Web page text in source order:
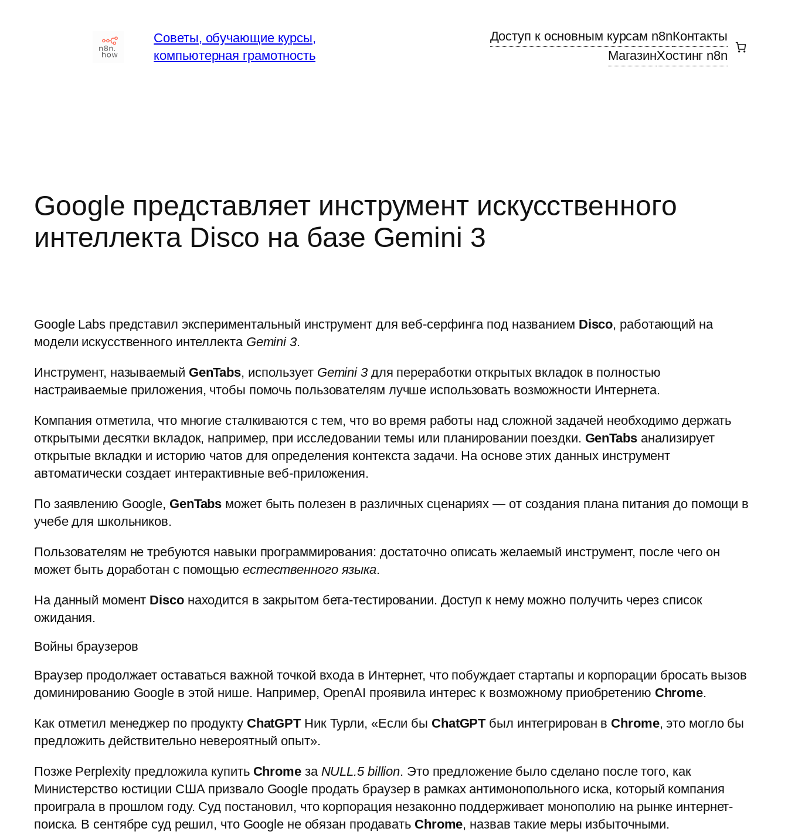
Советы, обучающие курсы,
компьютерная грамотность
Доступ к основным курсам n8nКонтакты
МагазинХостинг n8n
Google представляет инструмент искусственного
интеллекта Disco на базе Gemini 3
Google Labs представил экспериментальный инструмент для веб-серфинга под названием Disco, работающий на
модели искусственного интеллекта Gemini 3.
Инструмент, называемый GenTabs, использует Gemini 3для переработки открытых вкладок в полностью
настраиваемые приложения, чтобы помочь пользователям лучше использовать возможности Интернета.
Компания отметила, что многие сталкиваются с тем, что во время работы над сложной задачей необходимо держать
открытыми десятки вкладок, например, при исследовании темы или планировании поездки. GenTabsанализирует
открытые вкладки и историю чатов для определения контекста задачи. На основе этих данных инструмент
автоматически создает интерактивные веб-приложения.
По заявлению Google, GenTabs может быть полезен в различных сценариях — от создания плана питания до помощи в
учебе для школьников.
Пользователям не требуются навыки программирования: достаточно описать желаемый инструмент, после чего он
может быть доработан с помощью естественного языка.
На данный момент Discoнаходится в закрытом бета-тестировании. Доступ к нему можно получить через список
ожидания.
Войны браузеров
Bраузер продолжает оставаться важной точкой входа в Интернет, что побуждает стартапы и корпорации бросать вызов
доминированию Google в этой нише. Например, OpenAI проявила интерес к возможному приобретению Chrome.
Как отметил менеджер по продукту ChatGPTНик Турли, «Если бы ChatGPTбыл интегрирован в Chrome, это могло бы
предложить действительно невероятный опыт».
Позже Perplexity предложила купить Chromeза NULL.5 billion. Это предложение было сделано после того, как
Министерство юстиции США призвало Google продать браузер в рамках антимонопольного иска, который компания
проиграла в прошлом году. Суд постановил, что корпорация незаконно поддерживает монополию на рынке интернет-
поиска. В сентябре суд решил, что Google не обязан продавать Chrome, назвав такие меры избыточными.